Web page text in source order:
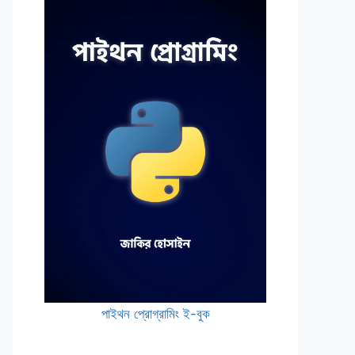
পাইথন প্রোগ্রামিং ই-বুক